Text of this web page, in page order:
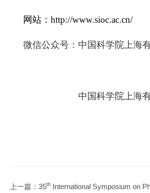
网站： http://www.sioc.ac.cn/
微信公众号：中国科学院上海
中国科学院上海
上一篇： 35th International Symposium on